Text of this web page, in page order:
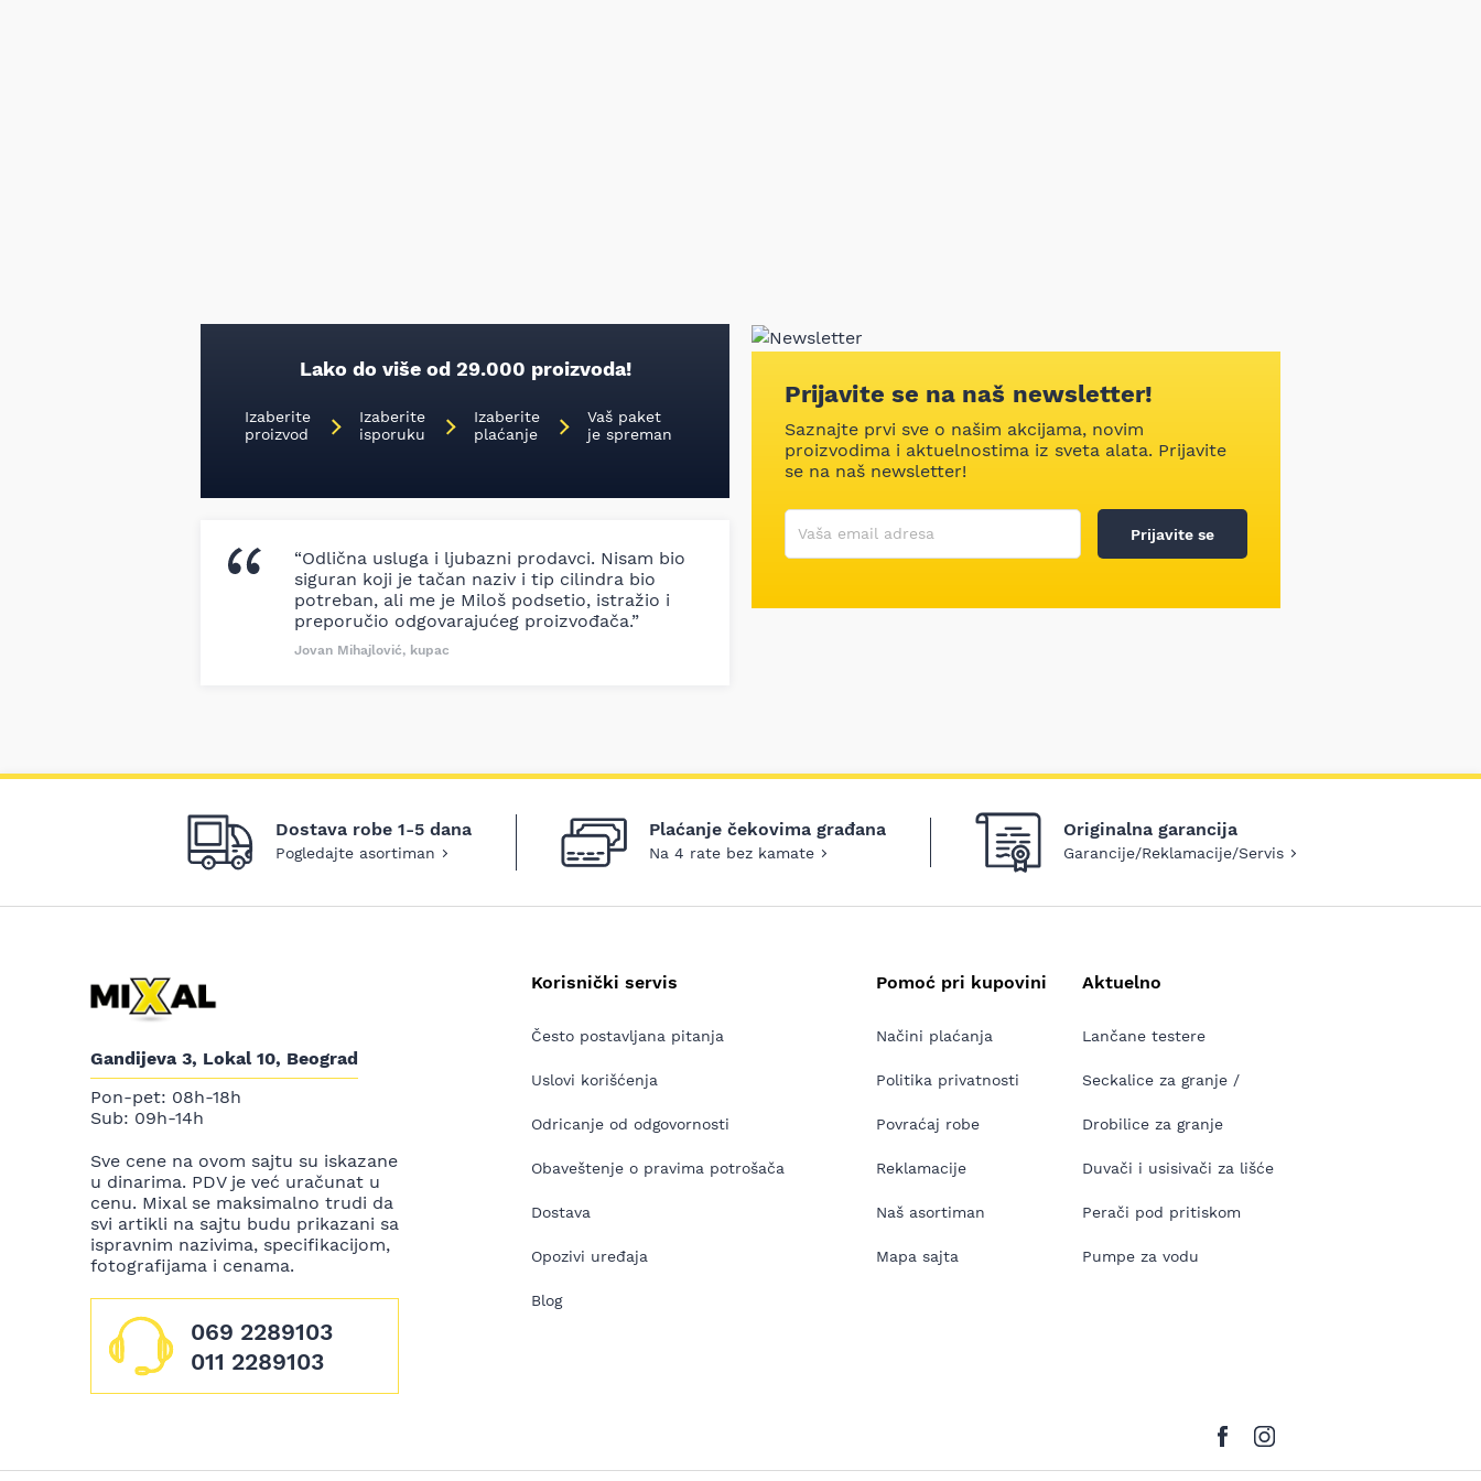
Lako do više od 29.000 proizvoda!
Izaberite
proizvod
Izaberite
isporuku
Izaberite
plaćanje
Vaš paket
je spreman
“Odlična usluga i ljubazni prodavci. Nisam bio
siguran koji je tačan naziv i tip cilindra bio
potreban, ali me je Miloš podsetio, istražio i
preporučio odgovarajućeg proizvođača.”
Jovan Mihajlović, kupac
Prijavite se na naš newsletter!
Saznajte prvi sve o našim akcijama, novim
proizvodima i aktuelnostima iz sveta alata. Prijavite
se na naš newsletter!
Korisničko ime
Vaša email adresa
Prijavite se
Dostava robe 1-5 dana
Pogledajte asortiman
Plaćanje čekovima građana
Na 4 rate bez kamate
Originalna garancija
Garancije/Reklamacije/Servis
Gandijeva 3, Lokal 10, Beograd
Pon-pet: 08h-18h
Sub: 09h-14h
Sve cene na ovom sajtu su iskazane
u dinarima. PDV je već uračunat u
cenu. Mixal se maksimalno trudi da
svi artikli na sajtu budu prikazani sa
ispravnim nazivima, specifikacijom,
fotografijama i cenama.
069 2289103
011 2289103
Korisnički servis
Često postavljana pitanja
Uslovi korišćenja
Odricanje od odgovornosti
Obaveštenje o pravima potrošača
Dostava
Opozivi uređaja
Blog
Pomoć pri kupovini
Načini plaćanja
Politika privatnosti
Povraćaj robe
Reklamacije
Naš asortiman
Mapa sajta
Aktuelno
Lančane testere
Seckalice za granje /
Drobilice za granje
Duvači i usisivači za lišće
Perači pod pritiskom
Pumpe za vodu